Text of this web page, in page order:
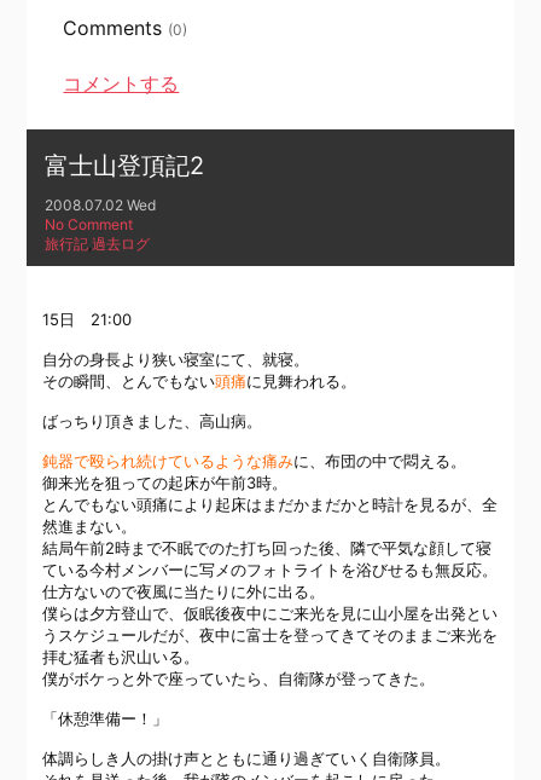
Comments (0)
コメントする
富士山登頂記2
2008.07.02 Wed
No Comment
旅行記 ,過去ログ
15日 21:00
自分の身長より狭い寝室にて、就寝。
その瞬間、とんでもない頭痛に見舞われる。
ばっちり頂きました、 高山病。
鈍器で殴られ続けているような痛みに、布団の中で悶える。
御来光を狙っての起床が午前3時。
とんでもない頭痛により起床はまだかまだかと時計を見るが、全
然進まない。
結局午前2時まで不眠でのた打ち回った後、隣で平気な顔して寝
ている今村メンバーに写メのフォトライトを浴びせるも無反応。
仕方ないので夜風に当たりに外に出る。
僕らは夕方登山で、仮眠後夜中にご来光を見に山小屋を出発とい
うスケジュールだが、夜中に富士を登ってきてそのままご来光を
拝む猛者も沢山いる。
僕がボケっと外で座っていたら、自衛隊が登ってきた。
「休憩準備ー！」
体調らしき人の掛け声とともに通り過ぎていく自衛隊員。